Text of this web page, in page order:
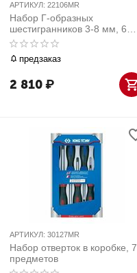
АРТИКУЛ: 22106MR
Набор Г-образных
шестигранников 3-8 мм, 6
предметов
предзаказ
2 810₽
АРТИКУЛ: 30127MR
Набор отверток в коробке, 7
предметов